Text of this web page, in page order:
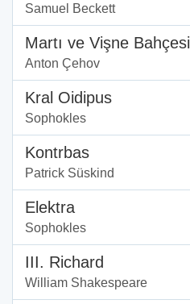
Samuel Beckett
Martı ve Vişne Bahçesi
Anton Çehov
Kral Oidipus
Sophokles
Kontrbas
Patrick Süskind
Elektra
Sophokles
III. Richard
William Shakespeare